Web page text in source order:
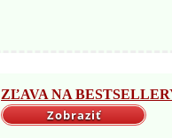
ZĽAVA NA
Zobraziť